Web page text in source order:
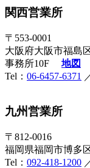
関西営業所
〒553-0001
大阪府大阪市福島
事務所10F 地図
Tel： 06-6457-6371
九州営業所
〒812-0016
福岡県福岡市博多
Tel： 092-418-1200